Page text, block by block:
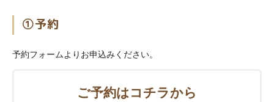
①予約
予約フォームよりお申込みください。
ご予約はコチラから